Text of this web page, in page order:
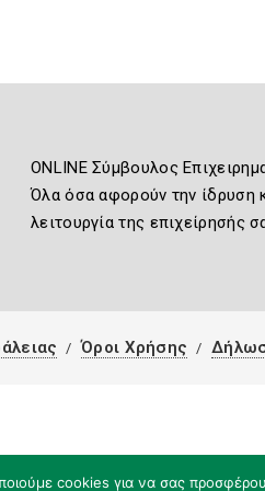
ONLINE Σύμβουλος
Όλα όσα αφορούν την ίδρυση
λειτουργία της επιχείρησής
Όροι Χρήσης
cookies για να σας